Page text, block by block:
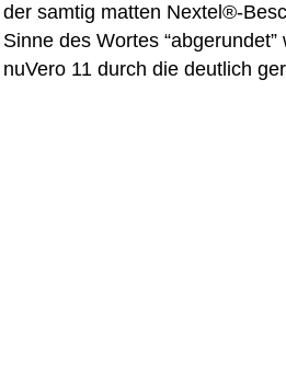
der samtig matten Nextel®-
Sinne des Wortes
nuVero 11 durch die deutlich